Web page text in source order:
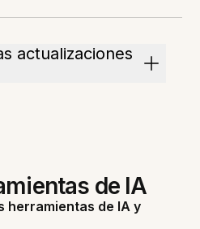
actualizaciones
de IA
herramientas de IA y